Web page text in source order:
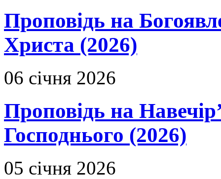
Проповідь на
Христа (2026)
06 січня 2026
Проповідь на
Господнього (2026)
05 січня 2026